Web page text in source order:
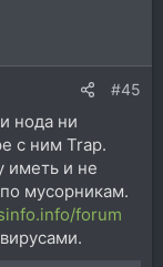
#45
нода ни
с ним Trap.
иметь и не
мусорникам.
forum